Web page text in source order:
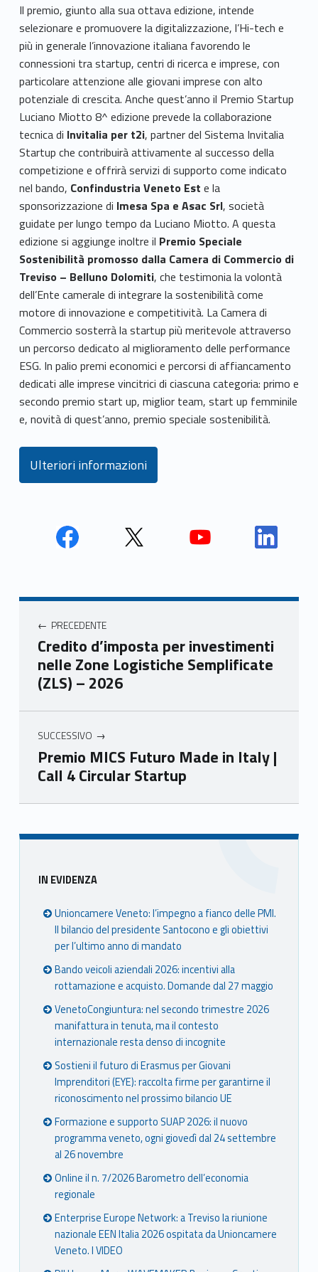
Il premio, giunto alla sua ottava edizione, intende
selezionare e promuovere la digitalizzazione, l’Hi-tech e
più in generale l’innovazione italiana favorendo le
connessioni tra startup, centri di ricerca e imprese, con
particolare attenzione alle giovani imprese con alto
potenziale di crescita. Anche quest’anno il Premio Startup
Luciano Miotto 8^ edizione prevede la collaborazione
tecnica di Invitalia per t2i, partner del Sistema Invitalia
Startup che contribuirà attivamente al successo della
competizione e offrirà servizi di supporto come indicato
nel bando, Confindustria Veneto Est e la
sponsorizzazione di Imesa Spa e Asac Srl, società
guidate per lungo tempo da Luciano Miotto. A questa
edizione si aggiunge inoltre il Premio Speciale
Sostenibilità promosso dalla Camera di Commercio di
Treviso – Belluno Dolomiti, che testimonia la volontà
dell’Ente camerale di integrare la sostenibilità come
motore di innovazione e competitività. La Camera di
Commercio sosterrà la startup più meritevole attraverso
un percorso dedicato al miglioramento delle performance
ESG. In palio premi economici e percorsi di affiancamento
dedicati alle imprese vincitrici di ciascuna categoria: primo e
secondo premio start up, miglior team, start up femminile
e, novità di quest’anno, premio speciale sostenibilità.
Ulteriori informazioni
Unio
mer
e
Ven
eto
Unio
e
Ven
eto
Unio
e
Ven
Unio
e
Ven
Navigazione articoli
PRECEDENTE
Credito d’imposta per investimenti
nelle Zone Logistiche Semplificate
(ZLS) – 2026
SUCCESSIVO
Premio MICS Futuro Made in Italy |
Call 4 Circular Startup
Skip back to main navigation
Sidebar
IN EVIDENZA
Unioncamere Veneto: l’impegno a fianco delle PMI.
Il bilancio del presidente Santocono e gli obiettivi
per l’ultimo anno di mandato
Bando veicoli aziendali 2026: incentivi alla
rottamazione e acquisto. Domande dal 27 maggio
VenetoCongiuntura: nel secondo trimestre 2026
manifattura in tenuta, ma il contesto
internazionale resta denso di incognite
Sostieni il futuro di Erasmus per Giovani
Imprenditori (EYE): raccolta firme per garantirne il
riconoscimento nel prossimo bilancio UE
Formazione e supporto SUAP 2026: il nuovo
programma veneto, ogni giovedì dal 24 settembre
al 26 novembre
Online il n. 7/2026 Barometro dell’economia
regionale
Enterprise Europe Network: a Treviso la riunione
nazionale EEN Italia 2026 ospitata da Unioncamere
Veneto. I VIDEO